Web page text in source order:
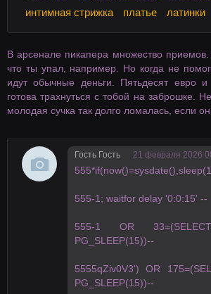
интимная стрижка
платье латинки
В арсенале пикапера множество приемов.
что ты упал, например. Но когда не
идут обычные деньги. Пятьдесят евро
готова трахнуться с тобой на заброшке.
молодая сучка так долго ломалась, если
Гость Гость 21 февраля 2026
555-1; waitfor delay '0:0:15' --
555-1 OR
PG_SLEEP(15))--
5555qZiv0V3') OR
PG_SLEEP(15))--